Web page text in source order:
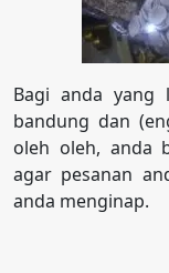
Bagi anda yang
bandung dan
oleh oleh, anda
agar pesanan
anda menginap.